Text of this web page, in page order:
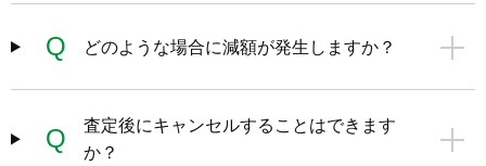
Q どのような場合に減額が発生しますか？
Q
査定後にキャンセルすることはできます
か？